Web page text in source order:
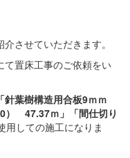
させていただきます。
て置床工事のご依頼をい
針葉樹構造用合板9ｍｍ
） 47.37ｍ」「間仕切り
用しての施工になりま